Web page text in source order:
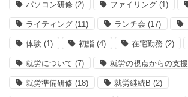
パソコン研修 (2) ファイリング (1)
ライティング (11) ランチ会 (17)
体験 (1) 初詣 (4) 在宅勤務 (2)
就労について (7) 就労の視点からの支援
就労準備研修 (18) 就労継続B (2)